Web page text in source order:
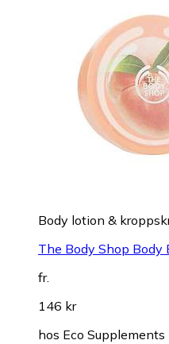
Body lotion &
The Body Shop Body
fr.
146 kr
hos Eco Supplements